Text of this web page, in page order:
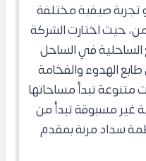
تجربة صيفية مختلفة
حيث اختارت الشركة
في الساحل
الهدوء والفخامة
تبدأ مساحاتها
غير مسبوقة تبدأ من
وأنظمة سداد مرنة بمقدم